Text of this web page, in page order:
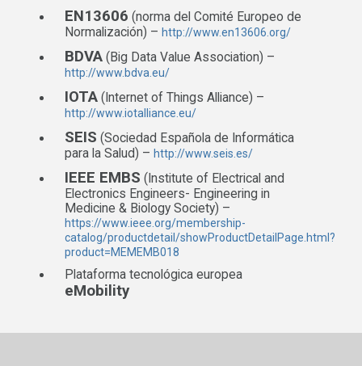
EN13606 (norma del Comité Europeo de
Normalización) –http://www.en13606.org/
BDVA (Big Data Value Association) –
http://www.bdva.eu/
IOTA (Internet of Things Alliance) –
http://www.iotalliance.eu/
SEIS (Sociedad Española de Informática
para la Salud) –http://www.seis.es/
IEEE EMBS (Institute of Electrical and
Electronics Engineers- Engineering in
Medicine & Biology Society) –
https://www.ieee.org/membership-
catalog/productdetail/showProductDetailPage.html?
product=MEMEMB018
Plataforma tecnológica europea
eMobility